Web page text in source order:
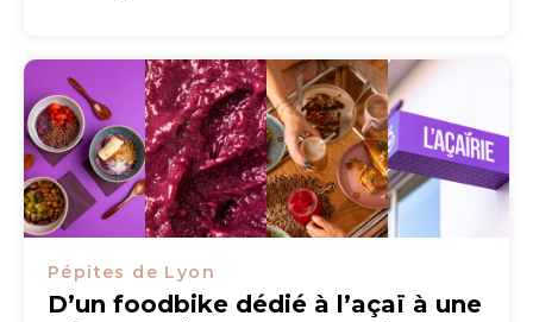
Pépites de Lyon
D’un foodbike dédié à l’açaï à une